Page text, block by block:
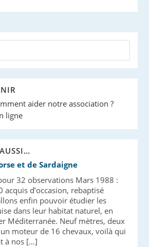
aider notre association ?
ligne
et de Sardaigne
32 observations Mars 1988 :
acquis d’occasion, rebaptisé
enfin pouvoir étudier les
dans leur habitat naturel, en
Méditerranée. Neuf mètres, deux
moteur de 16 chevaux, voilà qui
à nos […]